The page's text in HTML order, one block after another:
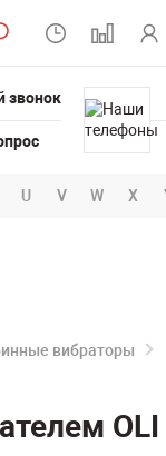
звонок
U V W X
вибраторы
OLI